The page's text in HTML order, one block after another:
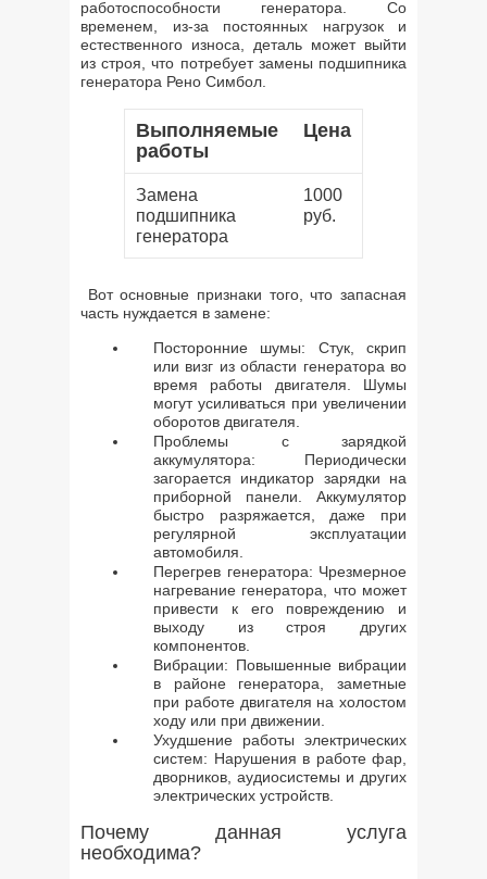
работоспособности генератора. Со
временем, из-за постоянных нагрузок и
естественного износа, деталь может выйти
из строя, что потребует замены подшипника
генератора Рено Симбол.
Выполняемые
работы
Цена
Замена
подшипника
генератора
1000
руб.
Вот основные признаки того, что запасная
часть нуждается в замене:
Посторонние шумы: Стук, скрип
или визг из области генератора во
время работы двигателя. Шумы
могут усиливаться при увеличении
оборотов двигателя.
Проблемы с зарядкой
аккумулятора: Периодически
загорается индикатор зарядки на
приборной панели. Аккумулятор
быстро разряжается, даже при
регулярной эксплуатации
автомобиля.
Перегрев генератора: Чрезмерное
нагревание генератора, что может
привести к его повреждению и
выходу из строя других
компонентов.
Вибрации: Повышенные вибрации
в районе генератора, заметные
при работе двигателя на холостом
ходу или при движении.
Ухудшение работы электрических
систем: Нарушения в работе фар,
дворников, аудиосистемы и других
электрических устройств.
Почему данная услуга
необходима?